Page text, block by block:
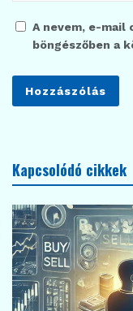
A nevem, e-mail
böngészőben a
Kapcsolódó cikkek